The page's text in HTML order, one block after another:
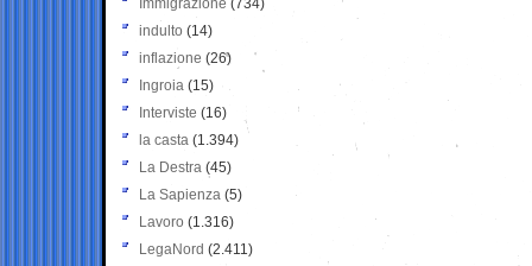
Immigrazione (734)
indulto (14)
inflazione (26)
Ingroia (15)
Interviste (16)
la casta (1.394)
La Destra (45)
La Sapienza (5)
Lavoro (1.316)
LegaNord (2.411)